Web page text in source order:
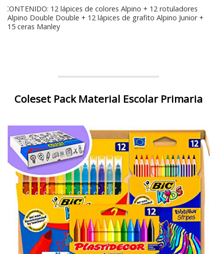
CONTENIDO: 12 lápices de colores Alpino + 12 rotuladores
Alpino Double Double + 12 lápices de grafito Alpino Junior +
15 ceras Manley
Coleset Pack Material Escolar Primaria